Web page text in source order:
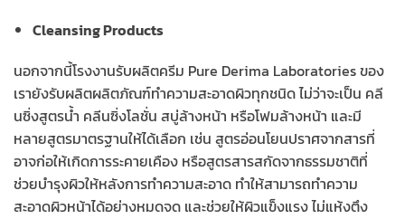
Cleansing Products
นอกจากนี้โรงงานรับผลิตครีม Pure Derima Laboratories ของ
เรายังรับผลิตผลิตภัณฑ์ทำความสะอาดผิวทุกชนิด ไม่ว่าจะเป็น คลี
นซิ่งสูตรน้ำ คลีนซิ่งโลชั่น สบู่ล้างหน้า หรือโฟมล้างหน้า และมี
หลายสูตรมาตรฐานให้ได้เลือก เช่น สูตรอ่อนโยนปราศจากสารที่
อาจก่อให้เกิดการระคายเคือง หรือสูตรสารสกัดจากธรรมชาติที่
ช่วยบำรุงผิวให้หลังการทำความสะอาด ทำให้สามารถทำความ
สะอาดผิวหน้าได้อย่างหมดจด และช่วยให้ผิวแข็งแรง ไม่แห้งตึง